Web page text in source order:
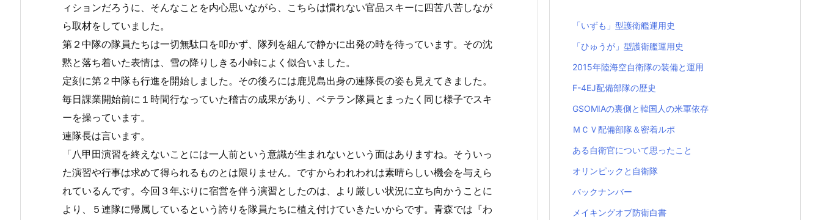
ィションだろうに、そんなことを内心思いながら、こちらは慣れない官品スキーに四苦八苦しなが
ら取材をしていました。
第２中隊の隊員たちは一切無駄口を叩かず、隊列を組んで静かに出発の時を待っています。その沈
黙と落ち着いた表情は、雪の降りしきる小峠によく似合いました。
定刻に第２中隊も行進を開始しました。その後ろには鹿児島出身の連隊長の姿も見えてきました。
毎日課業開始前に１時間行なっていた稽古の成果があり、ベテラン隊員とまったく同じ様子でスキ
ーを操っています。
連隊長は言います。
「八甲田演習を終えないことには一人前という意識が生まれないという面はありますね。そういっ
た演習や行事は求めて得られるものとは限りません。ですからわれわれは素晴らしい機会を与えら
れているんです。今回３年ぶりに宿営を伴う演習としたのは、より厳しい状況に立ち向かうことに
より、５連隊に帰属しているという誇りを隊員たちに植え付けていきたいからです。青森では『わ
「いずも」型護衛艦運用史
「ひゅうが」型護衛艦運用史
2015年陸海空自衛隊の装備と運用
F-4EJ配備部隊の歴史
GSOMIAの裏側と韓国人の米軍依存
ＭＣＶ配備部隊＆密着ルポ
ある自衛官について思ったこと
オリンピックと自衛隊
バックナンバー
メイキングオブ防衛白書